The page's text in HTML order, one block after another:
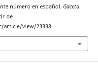
número en español. Gaceta
de
article/view/23338